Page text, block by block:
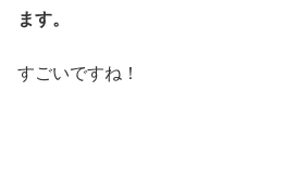
ます。
すごいですね！